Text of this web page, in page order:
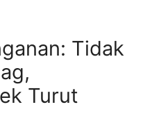
Tidak
Turut